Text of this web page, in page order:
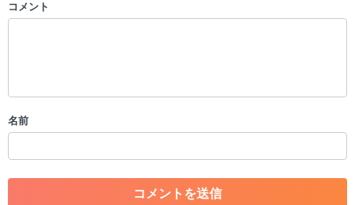
以下の書き込みを禁止とし、場合によってはコメント削除や書き込み制
・一度削除された投稿を再び投稿すること
・アカウントの売買など金銭が絡む内容の投稿
・各ゲームのネタバレを含む内容の投稿
・その他、管理者が不適切と判断した投稿
コメント
名前